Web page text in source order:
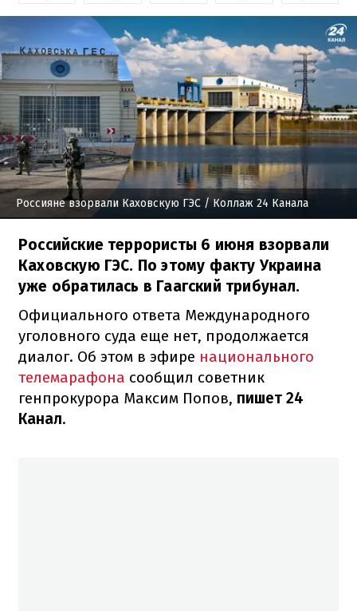
Россияне взорвали Каховскую ГЭС / Коллаж 24 Канала
Российские террористы 6 июня взорвали
Каховскую ГЭС. По этому факту Украина
уже обратилась в Гаагский трибунал.
Официального ответа Международного
уголовного суда еще нет, продолжается
диалог. Об этом в эфире национального
телемарафона сообщил советник
генпрокурора Максим Попов, пишет 24
Канал.